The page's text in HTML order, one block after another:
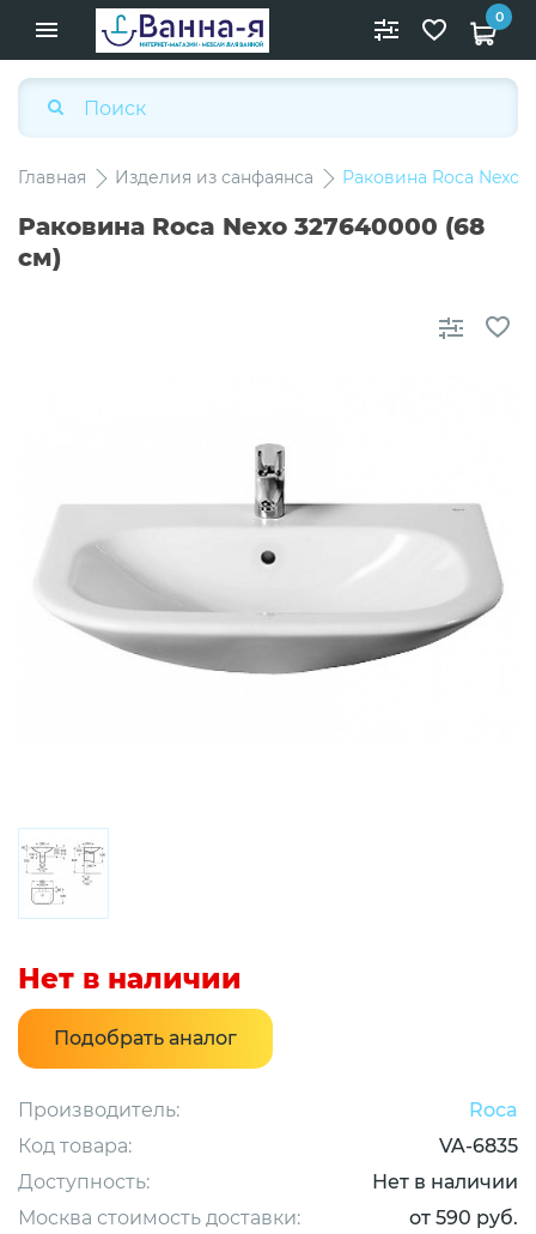
0
Главная Изделия из санфаянса Раковина Roca Nexo
Раковина Roca Nexo 327640000 (68
см)
Нет в наличии
Подобрать аналог
Производитель:
Roca
Код товара:
VA-6835
Доступность:
Нет в наличии
Москва стоимость доставки:
от 590 руб.